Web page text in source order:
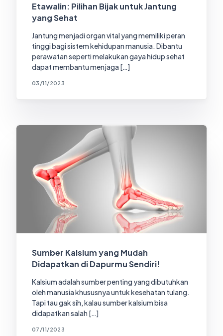
Etawalin: Pilihan Bijak untuk Jantung
yang Sehat
Jantung menjadi organ vital yang memiliki peran
tinggi bagi sistem kehidupan manusia. Dibantu
perawatan seperti melakukan gaya hidup sehat
dapat membantu menjaga […]
03/11/2023
Sumber Kalsium yang Mudah
Didapatkan di Dapurmu Sendiri!
Kalsium adalah sumber penting yang dibutuhkan
oleh manusia khususnya untuk kesehatan tulang.
Tapi tau gak sih, kalau sumber kalsium bisa
didapatkan salah […]
07/11/2023